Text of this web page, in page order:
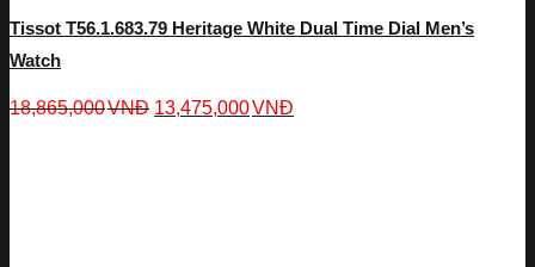
Tissot T56.1.683.79 Heritage White Dual Time Dial Men’s
Watch
18,865,000VNĐ 13,475,000VNĐ